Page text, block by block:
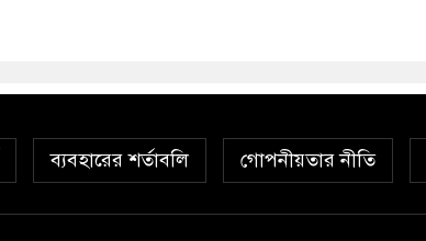
ব্যবহারের শর্তাবলি গোপনীয়তার নীতি